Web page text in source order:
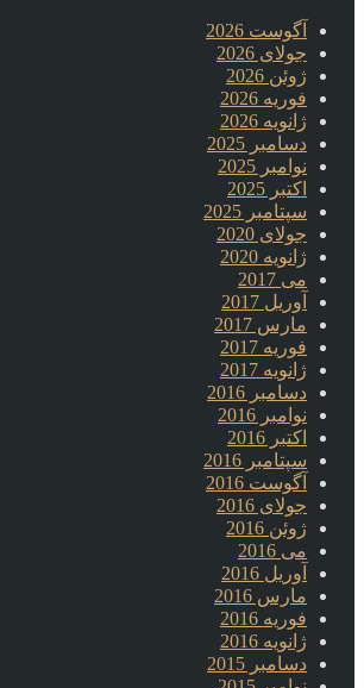
آگوست 2026
جولای 2026
ژوئن 2026
فوریه 2026
ژانویه 2026
دسامبر 2025
نوامبر 2025
اکتبر 2025
سپتامبر 2025
جولای 2020
ژانویه 2020
می 2017
آوریل 2017
مارس 2017
فوریه 2017
ژانویه 2017
دسامبر 2016
نوامبر 2016
اکتبر 2016
سپتامبر 2016
آگوست 2016
جولای 2016
ژوئن 2016
می 2016
آوریل 2016
مارس 2016
فوریه 2016
ژانویه 2016
دسامبر 2015